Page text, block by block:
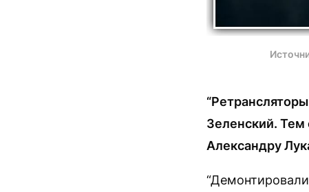
Зеленский. Тем
Александру